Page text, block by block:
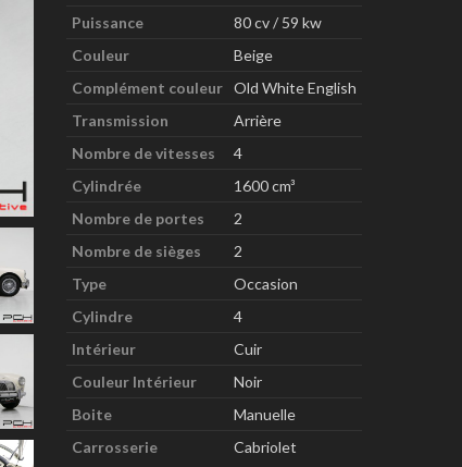
Puissance
80 cv / 59 kw
Couleur
Beige
Complément couleur Old White English
Transmission
Arrière
Nombre de vitesses
4
Cylindrée
1600 cm³
Nombre de portes
2
Nombre de sièges
2
Type
Occasion
Cylindre
4
Intérieur
Cuir
Couleur Intérieur
Noir
Boite
Manuelle
Carrosserie
Cabriolet